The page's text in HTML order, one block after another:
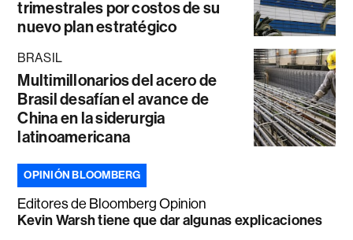
trimestrales por costos de su
nuevo plan estratégico
BRASIL
Multimillonarios del acero de
Brasil desafían el avance de
China en la siderurgia
latinoamericana
OPINIÓN BLOOMBERG
Editores de Bloomberg Opinion
Kevin Warsh tiene que dar algunas explicaciones